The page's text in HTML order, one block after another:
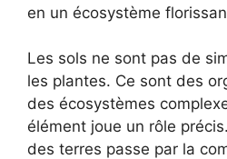
en un écosystème
Les sols ne sont pas de
les plantes. Ce sont des
des écosystèmes
élément joue un rôle
des terres passe par la